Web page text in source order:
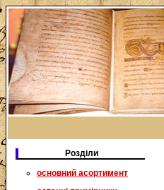
Розділи
основний асортимент